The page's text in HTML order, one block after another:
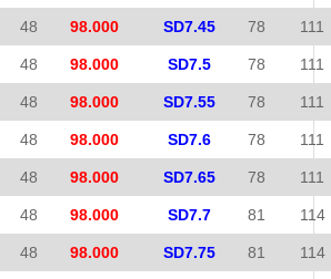
48 98.000 SD7.45 78 111
48 98.000 SD7.5 78 111
48 98.000 SD7.55 78 111
48 98.000 SD7.6 78 111
48 98.000 SD7.65 78 111
48 98.000 SD7.7 81 114
48 98.000 SD7.75 81 114